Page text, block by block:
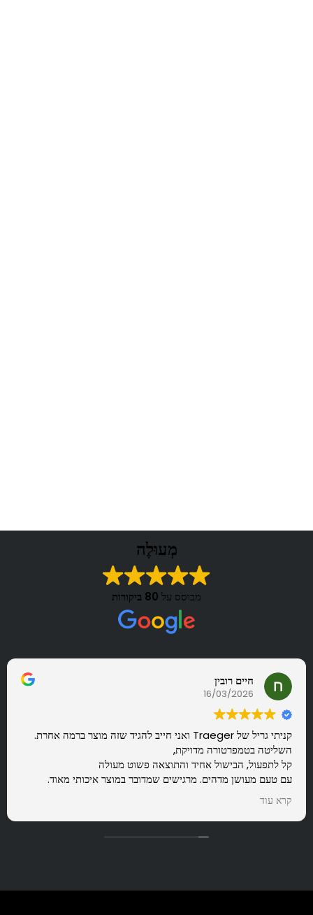
מְעוּלֶה
מבוסס על 80 ביקורות
חיים רובין
16/03/2026
קניתי גריל של Traeger ואני חייב להגיד שזה מוצר ברמה אחרת.
השליטה בטמפרטורה מדויקת,
קל לתפעול, הבישול אחיד והתוצאה פשוט מעולה
עם טעם מעושן מדהים. מרגישים שמדובר במוצר איכותי מאוד.
קרא עוד